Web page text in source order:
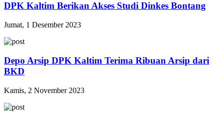
DPK Kaltim Berikan Akses Studi Dinkes Bontang
Jumat, 1 Desember 2023
Depo Arsip DPK Kaltim Terima Ribuan Arsip dari
BKD
Kamis, 2 November 2023